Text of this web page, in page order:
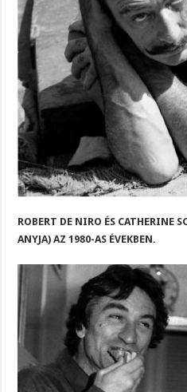
ROBERT DE NIRO ÉS CATHERINE
ANYJA) AZ 1980-AS ÉVEKBEN.